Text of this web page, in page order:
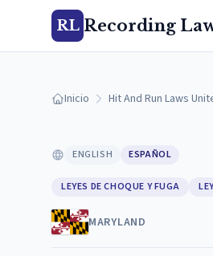
RL Recording
Inicio Hit And Run Laws
ENGLISH ESPAÑOL
LEYES DE CHOQUE Y FUGA
MARYLAND